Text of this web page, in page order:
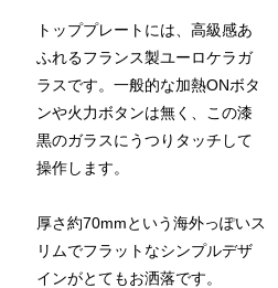
トッププレートには、高級感あ
ふれるフランス製ユーロケラガ
ラスです。一般的な加熱ONボタ
ンや火力ボタンは無く、この漆
黒のガラスにうつりタッチして
操作します。
厚さ約70mmという海外っぽいス
リムでフラットなシンプルデザ
インがとてもお洒落です。